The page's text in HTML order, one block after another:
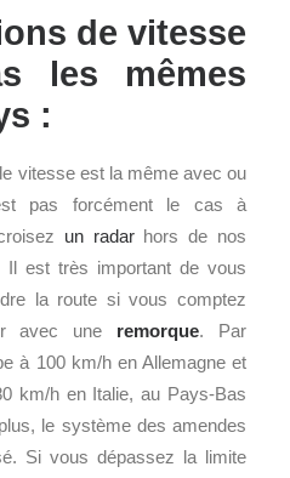
de vitesse
les mêmes
:
vitesse est la même avec ou
pas forcément le cas à
un radarhors de nos
Il est très important de vous
la route si vous comptez
avec une remorque. Par
à 100 km/h en Allemagne et
km/h en Italie, au Pays-Bas
le système des amendes
Si vous dépassez la limite